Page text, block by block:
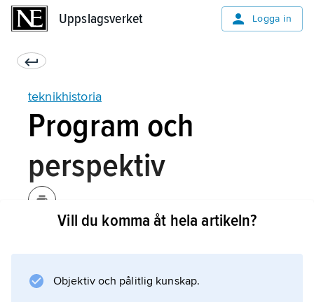
Uppslagsverket Logga in
teknikhistoria
Program och
perspektiv
juridiska, geografiska och kulturella faktorer;
tekniken har betraktats som invävd i ett
Vill du komma åt hela artikeln?
Objektiv och pålitlig kunskap.